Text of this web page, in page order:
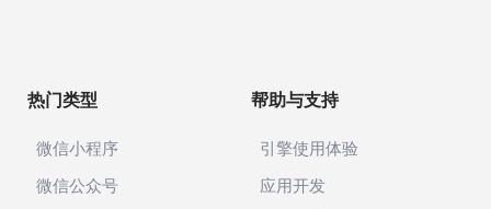
热门类型
微信小程序
微信公众号
帮助与支持
引擎使用体验
应用开发